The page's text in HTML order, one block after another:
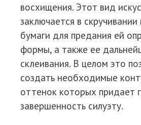
восхищения. Этот вид
заключается в скручивании
бумаги для предания ей
формы, а также ее
склеивания. В целом это
создать необходимые
оттенок которых придает
завершенность силуэту.